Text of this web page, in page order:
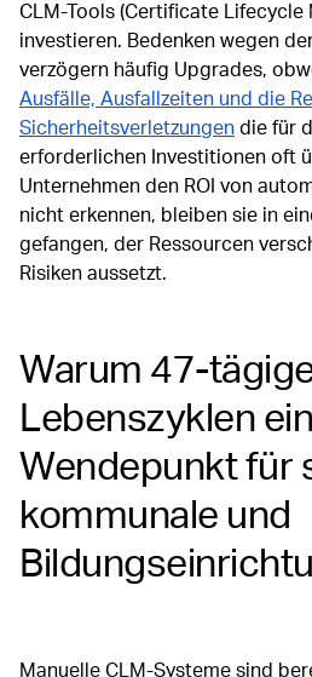
CLM-Tools (Certificate Lifecycle
investieren. Bedenken wegen
verzögern häufig Upgrades,
Ausfälle, Ausfallzeiten und die
Sicherheitsverletzungen die für
erforderlichen Investitionen oft
Unternehmen den ROI von
nicht erkennen, bleiben sie in
gefangen, der Ressourcen
Risiken aussetzt.
Warum 47-
Lebenszyklen ein
Wendepunkt für
kommunale und
Manuelle CLM-Systeme sind